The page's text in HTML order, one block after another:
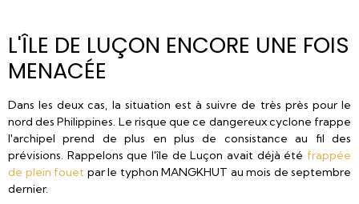
L'ÎLE DE LUÇON ENCORE UNE FOIS
MENACÉE
Dans les deux cas, la situation est à suivre de très près pour le
nord des Philippines. Le risque que ce dangereux cyclone frappe
l'archipel prend de plus en plus de consistance au fil des
prévisions. Rappelons que l'île de Luçon avait déjà été frappée
de plein fouet par le typhon MANGKHUT au mois de septembre
dernier.